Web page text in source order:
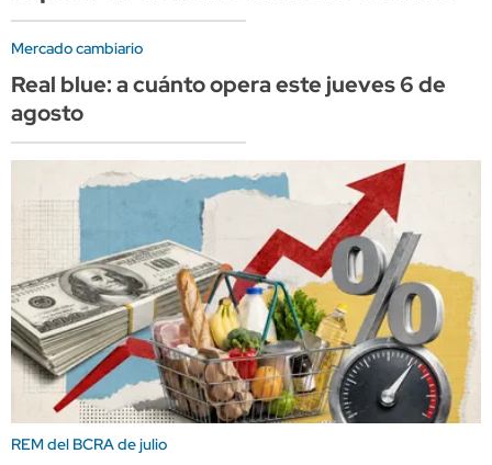
Mercado cambiario
Real blue: a cuánto opera este jueves 6 de
agosto
REM del BCRA de julio